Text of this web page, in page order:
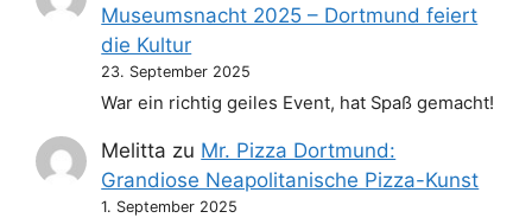
Museumsnacht 2025 – Dortmund feiert
die Kultur
23. September 2025
War ein richtig geiles Event, hat Spaß gemacht!
Melitta zu Mr. Pizza Dortmund:
Grandiose Neapolitanische Pizza-Kunst
1. September 2025